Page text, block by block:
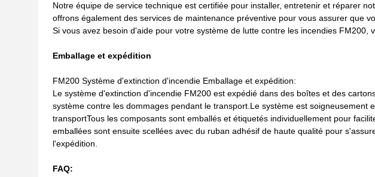
Notre équipe de service technique est certifiée pour installer, entretenir et réparer
offrons également des services de maintenance préventive pour vous assurer que
Si vous avez besoin d'aide pour votre système de lutte contre les incendies FM200,
Emballage et expédition
FM200 Système d'extinction d'incendie Emballage et expédition:
Le système d'extinction d'incendie FM200 est expédié dans des boîtes et des
système contre les dommages pendant le transport.Le système est soigneusement
transportTous les composants sont emballés et étiquetés individuellement pour
emballées sont ensuite scellées avec du ruban adhésif de haute qualité pour
l'expédition.
FAQ: